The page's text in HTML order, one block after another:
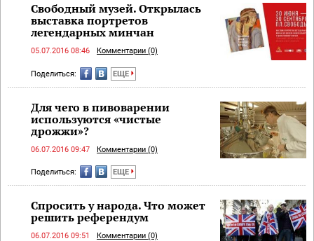
Свободный музей. Открылась
выставка портретов
легендарных минчан
05.07.2016 08:46 Комментарии (0)
Поделиться: ЕЩЕ
Для чего в пивоварении
используются «чистые
дрожжи»?
06.07.2016 09:47 Комментарии (0)
Поделиться: ЕЩЕ
Спросить у народа. Что может
решить референдум
06.07.2016 09:51 Комментарии (0)